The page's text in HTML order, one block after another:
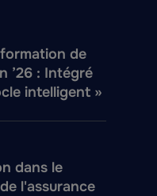
de
’26 : Intégré
intelligent »
dans le
l'assurance